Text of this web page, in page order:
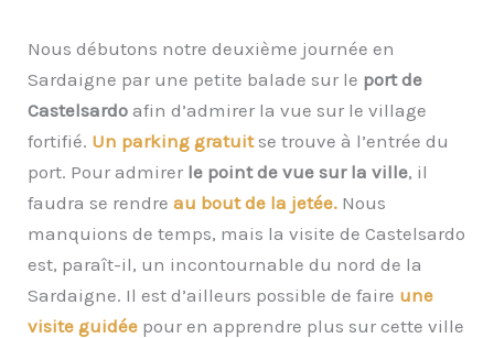
Nous débutons notre deuxième journée en
Sardaigne par une petite balade sur le port de
Castelsardo afin d’admirer la vue sur le village
fortifié. Un parking gratuit se trouve à l’entrée du
port. Pour admirer le point de vue sur la ville, il
faudra se rendre au bout de la jetée. Nous
manquions de temps, mais la visite de Castelsardo
est, paraît-il, un incontournable du nord de la
Sardaigne. Il est d’ailleurs possible de faire une
visite guidée pour en apprendre plus sur cette ville